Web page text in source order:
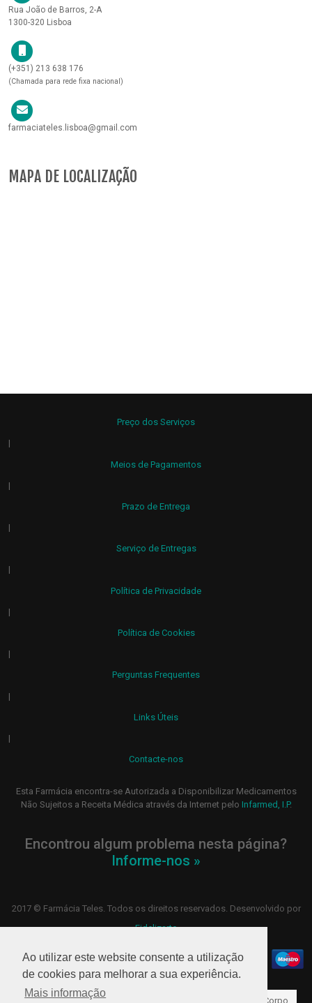
Ao utilizar este website consente a utilização
de cookies para melhorar a sua experiência.
Mais informação
Rua João de Barros, 2-A
1300-320 Lisboa
(+351) 213 638 176
(Chamada para rede fixa nacional)
farmaciateles.lisboa@gmail.com
MAPA DE LOCALIZAÇÃO
Preço dos Serviços
|
Meios de Pagamentos
|
Prazo de Entrega
|
Serviço de Entregas
|
Política de Privacidade
|
Política de Cookies
|
Perguntas Frequentes
|
Links Úteis
|
Contacte-nos
Esta Farmácia encontra-se Autorizada a Disponibilizar Medicamentos
Não Sujeitos a Receita Médica através da Internet pelo Infarmed, I.P.
Encontrou algum problema nesta página?
Informe-nos »
2017 © Farmácia Teles. Todos os direitos reservados. Desenvolvido por
Fidelizarte
Higiene oral Hidratação Corpo